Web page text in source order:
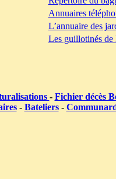
Annuaires
L’annuaire des
Les guillotinés de
- Fichier décès
- Bateliers-